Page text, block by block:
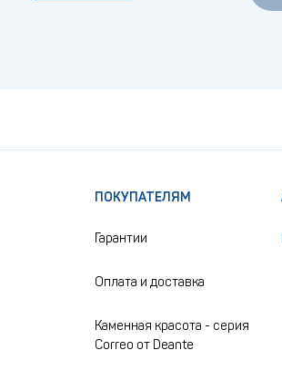
ПОКУПАТЕЛЯМ
Гарантии
Оплата и доставка
Каменная красота - серия
Correo от Deante